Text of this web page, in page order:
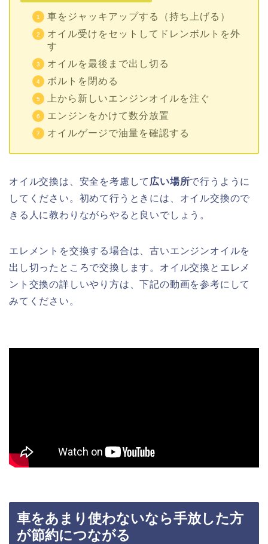
車をジャッキアップする（持ち上げる）
オイル受けをセットしてドレンボルトを外
す
オイルを最後まで出し切る
ボルトを閉める
上から新しいエンジンオイルを注ぐ
エンジンをかけて数分放置
オイルゲージで油量を確認する
オイル交換は、安全を考慮して 広い場所で行うように
してください。初めて行うときには、オイル交換ので
きる人に教わりながらやると良いでしょう。
エレメントを交換する場合は、古いエンジンオイルを
出し切ったところで交換します。オイル交換とエレメ
ント交換の詳しいやり方は、下記の動画を参考にして
みてください。
車をあまり使わないなら手放した方
が節約につながる